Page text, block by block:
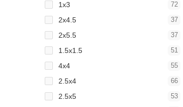
1x3 72
2x4.5 37
2x5.5 37
1.5x1.5 51
4x4 55
2.5x4 66
2.5x5 53